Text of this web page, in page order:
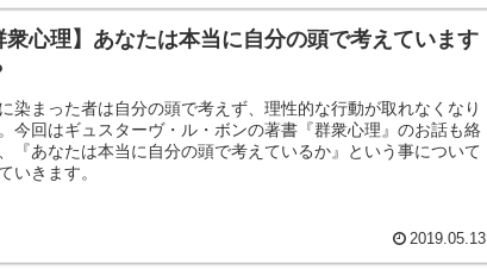
衆心理】あなたは本当に自分の頭で考えています
染まった者は自分の頭で考えず、理性的な行動が取れなくなり
今回はギュスターヴ・ル・ボンの著書『群衆心理』のお話も絡
『あなたは本当に自分の頭で考えているか』という事について
いきます。
2019.05.13